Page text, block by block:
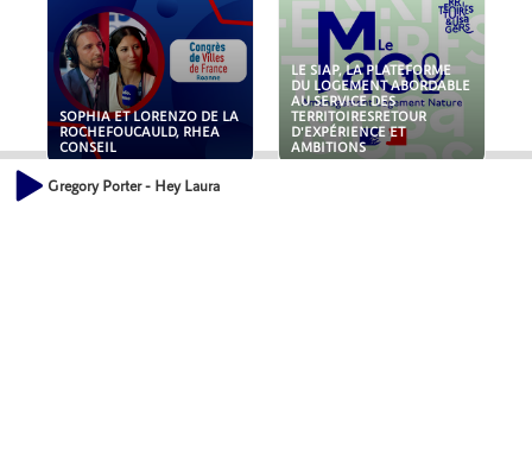
SOPHIA ET LORENZO DE LA
ROCHEFOUCAULD, RHEA
CONSEIL
LE SIAP, LA PLATEFORME
DU LOGEMENT ABORDABLE
AU SERVICE DES
TERRITOIRESRETOUR
D'EXPÉRIENCE ET
AMBITIONS
Gregory Porter - Hey Laura